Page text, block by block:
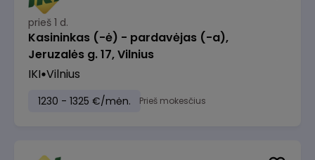
prieš 1 d.
Kasininkas (-ė) - pardavėjas (-a),
Jeruzalės g. 17, Vilnius
IKI Vilnius
1230 - 1325 €/mėn. Prieš mokesčius